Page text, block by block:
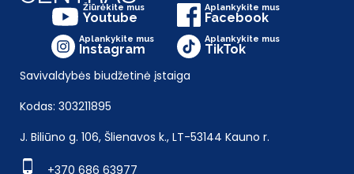
Žiūrėkite mus
Youtube
Aplankykite mus
Facebook
Aplankykite mus
Instagram
Aplankykite mus
TikTok
Savivaldybės biudžetinė įstaiga
Kodas: 303211895
J. Biliūno g. 106, Šlienavos k., LT-53144 Kauno r.
+370 686 63977